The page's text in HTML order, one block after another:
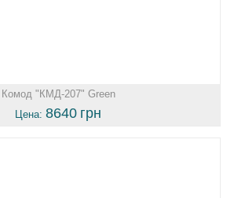
Комод "КМД-207" Green
Цена: 8640 грн